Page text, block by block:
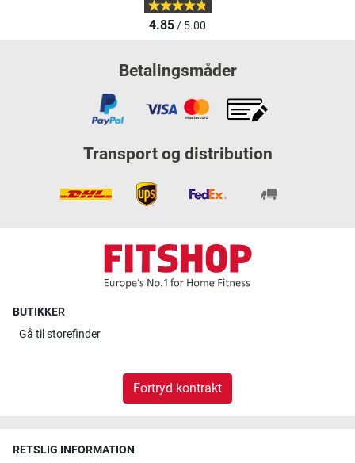
4.85/ 5.00
Betalingsmåder
Transport og distribution
BUTIKKER
Gå til storefinder
Fortryd kontrakt
RETSLIG INFORMATION